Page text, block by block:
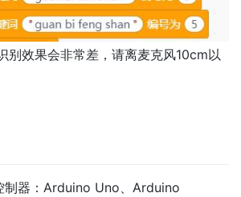
别效果会非常差，请离麦克风10cm以
制器：Arduino Uno、Arduino